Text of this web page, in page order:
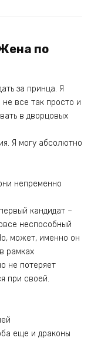
по
за принца. Я
все так просто и
в дворцовых
Я могу абсолютно
непременно
кандидат –
неспособный
может, именно он
рамках
не потеряет
при своей.
еще и драконы